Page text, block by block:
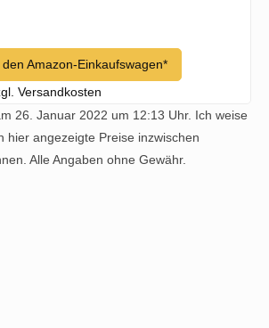
den Amazon-Einkaufswagen*
Versandkosten
26. Januar 2022 um 12:13 Uhr. Ich weise
hier angezeigte Preise inzwischen
Alle Angaben ohne Gewähr.